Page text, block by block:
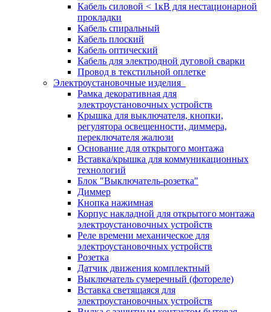
Кабель силовой < 1кВ для нестационарной
прокладки
Кабель спиральный
Кабель плоский
Кабель оптический
Кабель для электродной дуговой сварки
Провод в текстильной оплетке
Электроустановочные изделия
Рамка декоративная для
электроустановочных устройств
Крышка для выключателя, кнопки,
регулятора освещенности, диммера,
переключателя жалюзи
Основание для открытого монтажа
Вставка/крышка для коммуникационных
технологий
Блок "Выключатель-розетка"
Диммер
Кнопка нажимная
Корпус накладной для открытого монтажа
электроустановочных устройств
Реле времени механическое для
электроустановочных устройств
Розетка
Датчик движения комплектный
Выключатель сумеречный (фотореле)
Вставка светящаяся для
электроустановочных устройств